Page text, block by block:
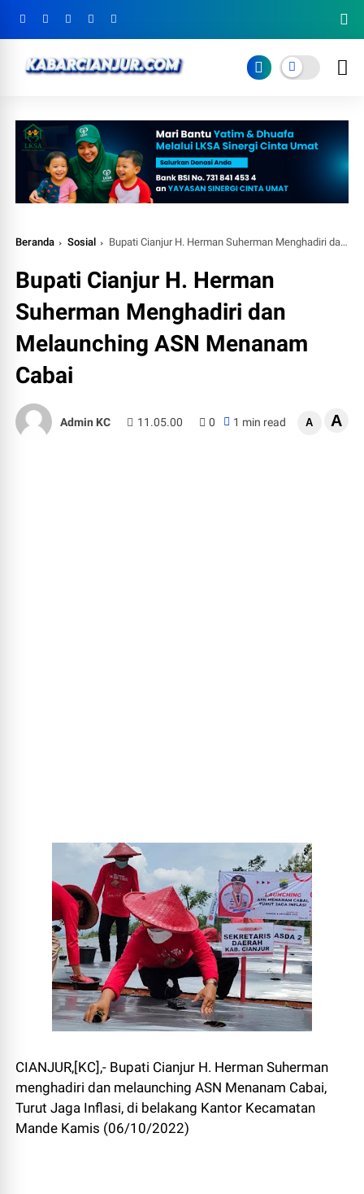
Beranda Sosial Bupati Cianjur H. Herman Suherman Menghadiri dan Melaunching ASN Menanam Cabai
Bupati Cianjur H. Herman
Suherman Menghadiri dan
Melaunching ASN Menanam
Cabai
Admin KC 11.05.00 0 1 min read A A
CIANJUR,[KC],- Bupati Cianjur H. Herman Suherman
menghadiri dan melaunching ASN Menanam Cabai,
Turut Jaga Inflasi, di belakang Kantor Kecamatan
Mande Kamis (06/10/2022)